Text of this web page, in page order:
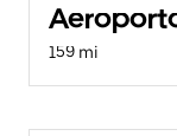
159 mi